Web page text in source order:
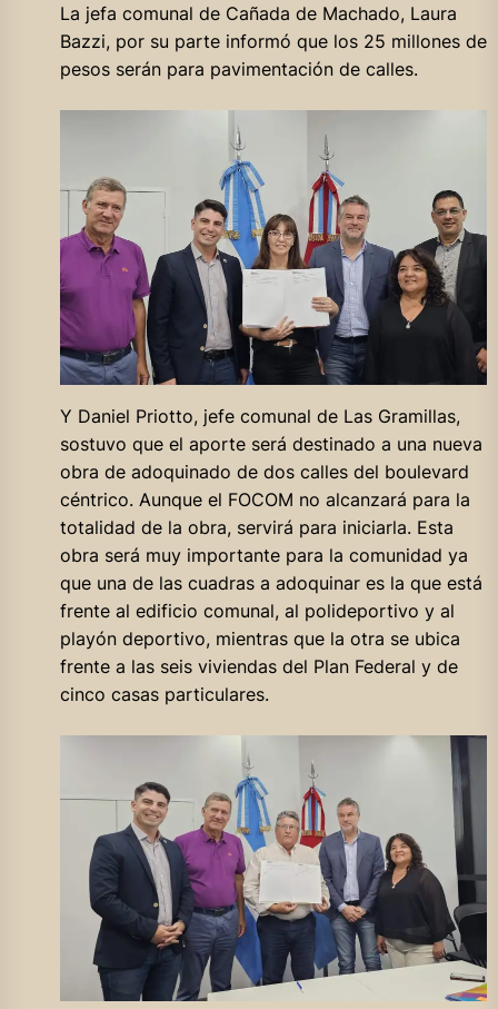
La jefa comunal de Cañada de Machado, Laura
Bazzi, por su parte informó que los 25 millones de
pesos serán para pavimentación de calles.
Y Daniel Priotto, jefe comunal de Las Gramillas,
sostuvo que el aporte será destinado a una nueva
obra de adoquinado de dos calles del boulevard
céntrico. Aunque el FOCOM no alcanzará para la
totalidad de la obra, servirá para iniciarla. Esta
obra será muy importante para la comunidad ya
que una de las cuadras a adoquinar es la que está
frente al edificio comunal, al polideportivo y al
playón deportivo, mientras que la otra se ubica
frente a las seis viviendas del Plan Federal y de
cinco casas particulares.